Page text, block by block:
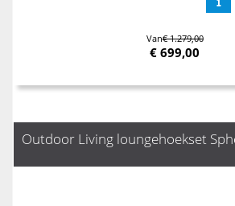
Van€ 1.279,00
€ 699,00
Outdoor Living loungehoekset